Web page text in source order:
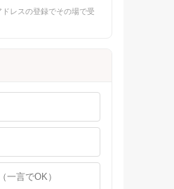
レスの登録でその場で受